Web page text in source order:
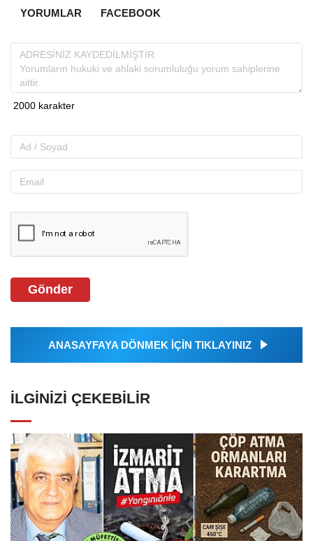
YORUMLAR FACEBOOK
Gönder
ANASAYFAYA DÖNMEK İÇİN TIKLAYINIZ
İLGINIZI ÇEKEBILIR